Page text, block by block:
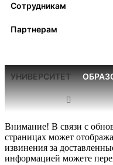
Сотрудникам
Партнерам
УНИВЕРСИТЕТ
Внимание! В связи с
страницах может
извинения за
информацией можете